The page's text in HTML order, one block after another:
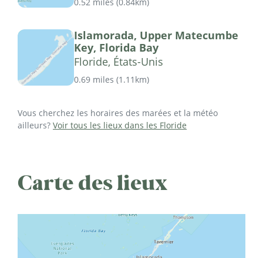
Islamorada, Upper Matecumbe
Key, Florida Bay
Floride, États-Unis
0.69 miles (1.11km)
Vous cherchez les horaires des marées et la météo
ailleurs? Voir tous les lieux dans les Floride
Carte des lieux